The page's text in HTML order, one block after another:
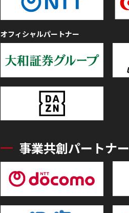
オフィシャルパートナー
事業共創パートナー